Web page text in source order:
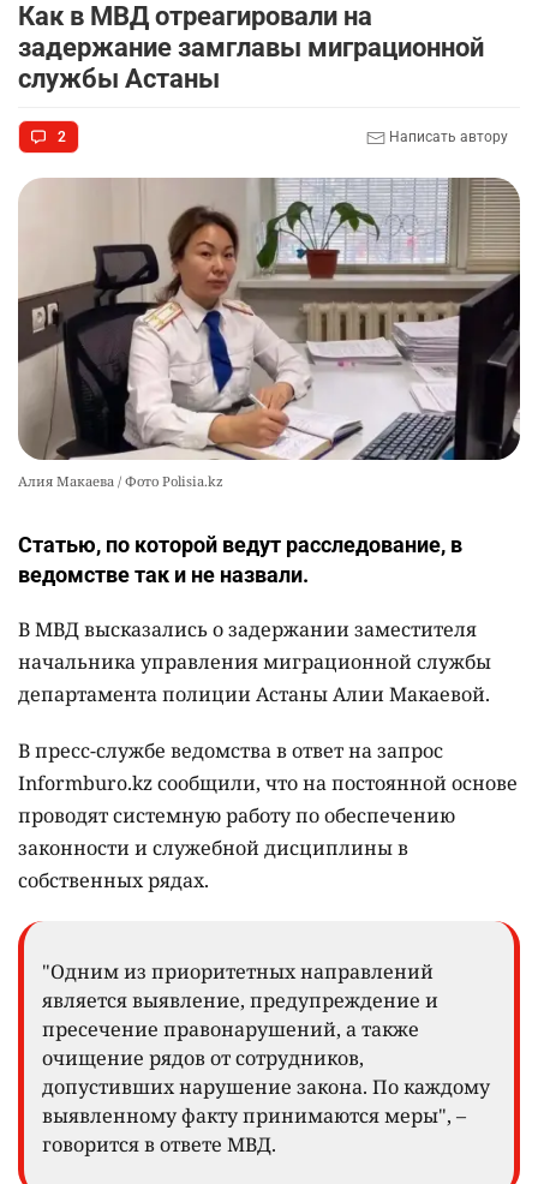
9
😱 Солдат-срочник упал с четвёртого этажа
казармы в Конаевском гарнизоне
2340 18
10
🌟 Впервые за 70 лет в Казахстане выпустили
17
Как в МВД отреагировали на
задержание замглавы миграционной
службы Астаны
2 Написать автору
Алия Макаева / Фото Polisia.kz
Статью, по которой ведут расследование, в
ведомстве так и не назвали.
В МВД высказались о задержании заместителя
начальника управления миграционной службы
департамента полиции Астаны Алии Макаевой.
В пресс-службе ведомства в ответ на запрос
Informburo.kz сообщили, что на постоянной основе
проводят системную работу по обеспечению
законности и служебной дисциплины в
собственных рядах.
"Одним из приоритетных направлений
является выявление, предупреждение и
пресечение правонарушений, а также
очищение рядов от сотрудников,
допустивших нарушение закона. По каждому
выявленному факту принимаются меры", –
говорится в ответе МВД.